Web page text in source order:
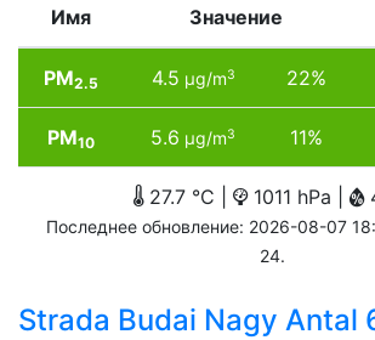
Имя Значение
PM2.5 4.5 µg/m3 22%
PM10 5.6 µg/m3 11%
27.7 °C | 1011 hPa |
Последнее обновление: 2026-08-07
24.
Strada Budai Nagy Antal